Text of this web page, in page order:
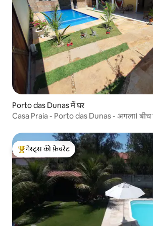
Porto das Dunas में घर
Casa Praia - Porto das Dunas - अगला। बीच
गेस्ट्स का टॉप फ़ेवरेट
गेस्ट्स की फ़ेवरेट